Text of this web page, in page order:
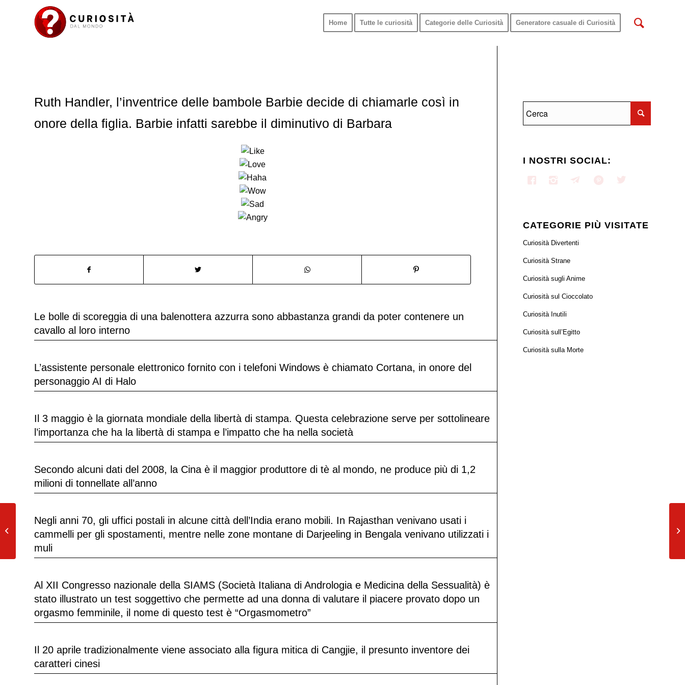
Home Tutte le curiosità Categorie delle Curiosità Generatore casuale di Curiosità
Ruth Handler, l’inventrice delle bambole Barbie decide di chiamarle così in
onore della figlia. Barbie infatti sarebbe il diminutivo di Barbara
Le bolle di scoreggia di una balenottera azzurra sono abbastanza grandi da poter contenere un
cavallo al loro interno
L’assistente personale elettronico fornito con i telefoni Windows è chiamato Cortana, in onore del
personaggio AI di Halo
Il 3 maggio è la giornata mondiale della libertà di stampa. Questa celebrazione serve per sottolineare
l’importanza che ha la libertà di stampa e l’impatto che ha nella società
Secondo alcuni dati del 2008, la Cina è il maggior produttore di tè al mondo, ne produce più di 1,2
milioni di tonnellate all’anno
Negli anni 70, gli uffici postali in alcune città dell’India erano mobili. In Rajasthan venivano usati i
cammelli per gli spostamenti, mentre nelle zone montane di Darjeeling in Bengala venivano utilizzati i
muli
Al XII Congresso nazionale della SIAMS (Società Italiana di Andrologia e Medicina della Sessualità) è
stato illustrato un test soggettivo che permette ad una donna di valutare il piacere provato dopo un
orgasmo femminile, il nome di questo test è “Orgasmometro”
Il 20 aprile tradizionalmente viene associato alla figura mitica di Cangjie, il presunto inventore dei
caratteri cinesi
I NOSTRI SOCIAL:
CATEGORIE PIÙ VISITATE
Curiosità Divertenti
Curiosità Strane
Curiosità sugli Anime
Curiosità sul Cioccolato
Curiosità Inutili
Curiosità sull’Egitto
Curiosità sulla Morte
Il primo frigorifero del mondo usava
l’ammoniaca come liquido